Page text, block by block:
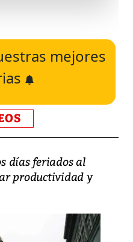
mejores
días feriados al
productividad y